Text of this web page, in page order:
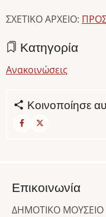
ΣΧΕΤΙΚΟ ΑΡΧΕΙΟ:
Κατηγορία
Ανακοινώσεις
Κοινοποίησε
Επικοινωνία
ΔΗΜΟΤΙΚΟ ΜΟΥΣΕΙΟ